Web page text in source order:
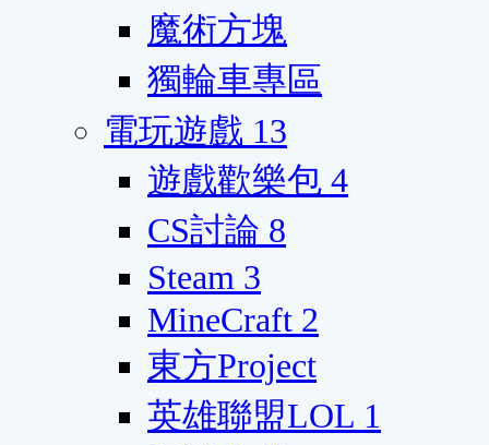
魔術方塊
獨輪車專區
電玩遊戲 13
遊戲歡樂包 4
CS討論 8
Steam 3
MineCraft 2
東方Project
英雄聯盟LOL 1